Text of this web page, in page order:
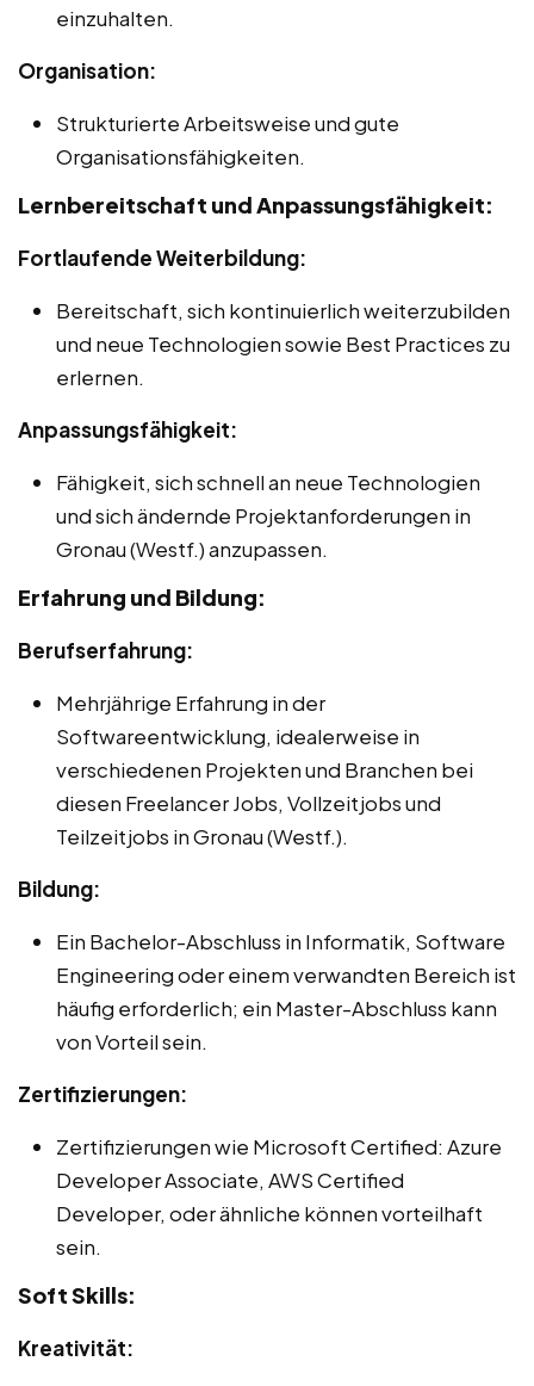
einzuhalten.
Organisation:
Strukturierte Arbeitsweise und gute
Organisationsfähigkeiten.
Lernbereitschaft und Anpassungsfähigkeit:
Fortlaufende Weiterbildung:
Bereitschaft, sich kontinuierlich weiterzubilden
und neue Technologien sowie Best Practices zu
erlernen.
Anpassungsfähigkeit:
Fähigkeit, sich schnell an neue Technologien
und sich ändernde Projektanforderungen in
Gronau (Westf.) anzupassen.
Erfahrung und Bildung:
Berufserfahrung:
Mehrjährige Erfahrung in der
Softwareentwicklung, idealerweise in
verschiedenen Projekten und Branchen bei
diesen Freelancer Jobs, Vollzeitjobs und
Teilzeitjobs in Gronau (Westf.).
Bildung:
Ein Bachelor-Abschluss in Informatik, Software
Engineering oder einem verwandten Bereich ist
häufig erforderlich; ein Master-Abschluss kann
von Vorteil sein.
Zertifizierungen:
Zertifizierungen wie Microsoft Certified: Azure
Developer Associate, AWS Certified
Developer, oder ähnliche können vorteilhaft
sein.
Soft Skills:
Kreativität: